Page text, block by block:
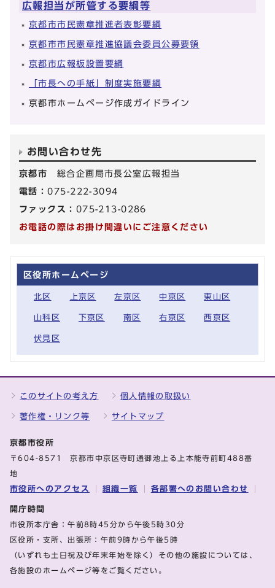
広報担当が所管する要綱等
京都市市民憲章推進者表彰要綱
京都市市民憲章推進協議会委員公募要領
京都市広報板設置要綱
「市長への手紙」制度実施要綱
京都市ホームページ作成ガイドライン
お問い合わせ先
京都市 総合企画局市長公室広報担当
電話：075-222-3094
ファックス： 075-213-0286
お電話の際はお掛け間違いにご注意ください
区役所ホームページ
北区 上京区 左京区 中京区 東山区
山科区 下京区 南区 右京区 西京区
伏見区
このサイトの考え方 個人情報の取扱い
著作権・リンク等 サイトマップ
京都市役所
〒604-8571 京都市中京区寺町通御池上る上本能寺前町488番
地
市役所へのアクセス 組織一覧 各部署へのお問い合わせ
開庁時間
市役所本庁舎：午前8時45分から午後5時30分
区役所・支所、出張所：午前9時から午後5時
（いずれも土日祝及び年末年始を除く）その他の施設については、
各施設のホームページ等をご覧ください。